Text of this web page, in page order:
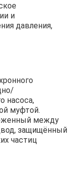
и
давления,
насоса,
муфтой.
между
защищённый
частиц